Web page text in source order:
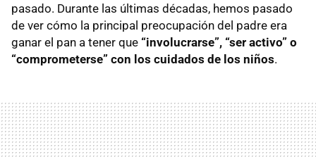
pasado. Durante las últimas décadas, hemos pasado
de ver cómo la principal preocupación del padre era
ganar el pan a tener que “involucrarse”, “ser activo” o
“comprometerse” con los cuidados de los niños.